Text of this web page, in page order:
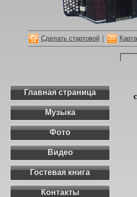
Сделать стартовой
Главная страница
Музыка
Фото
Видео
Гостевая книга
Контакты